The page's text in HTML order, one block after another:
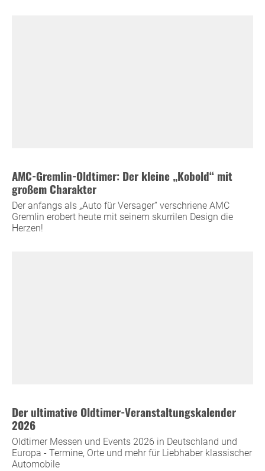
AMC-Gremlin-Oldtimer: Der kleine „Kobold“ mit
großem Charakter
Der anfangs als „Auto für Versager“ verschriene AMC
Gremlin erobert heute mit seinem skurrilen Design die
Herzen!
Der ultimative Oldtimer-Veranstaltungskalender
2026
Oldtimer Messen und Events 2026 in Deutschland und
Europa - Termine, Orte und mehr für Liebhaber klassischer
Automobile